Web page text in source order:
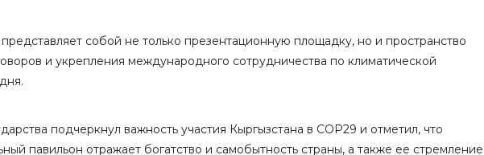
собой не только презентационную площадку, но и пространство
и укрепления международного сотрудничества по климатической
подчеркнул важность участия Кыргызстана в COP29 и отметил, что
павильон отражает богатство и самобытность страны, а также ее стремление